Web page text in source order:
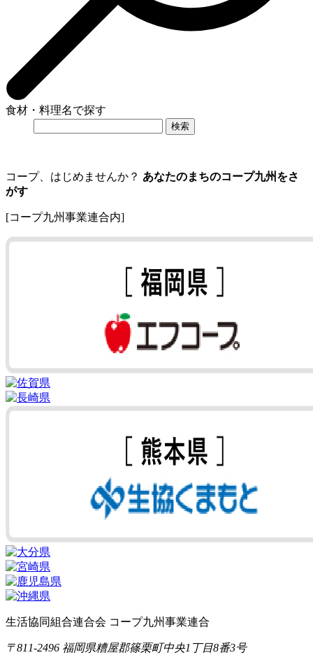
食材・料理名で探す
コープ、はじめませんか？ あなたのまちのコープ九州をさ
がす
[コープ九州事業連合内]
生活協同組合連合会 コープ九州事業連合
〒811-2496 福岡県糟屋郡篠栗町中央1丁目8番3号